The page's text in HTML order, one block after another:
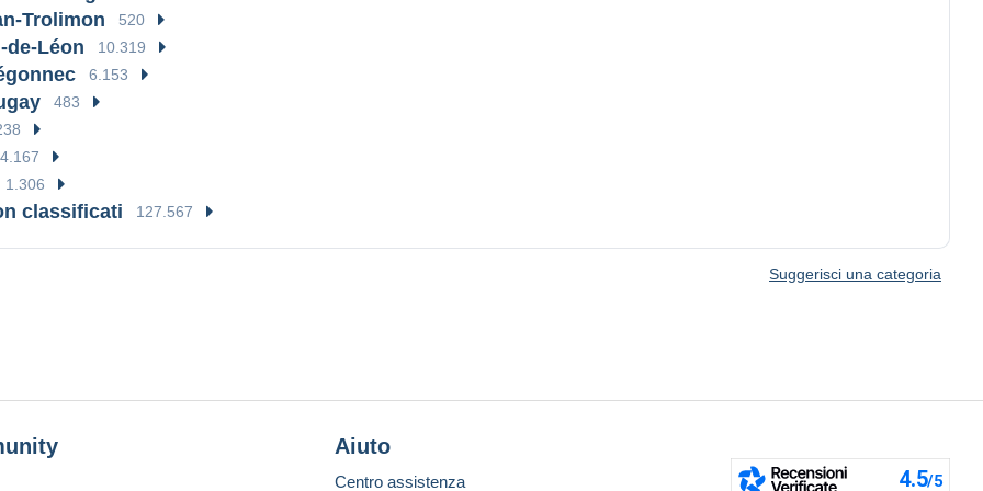
Trolimon 520
de-Léon 10.319
6.153
483
4.167
1.306
classificati 127.567
Suggerisci una categoria
Aiuto
Centro assistenza